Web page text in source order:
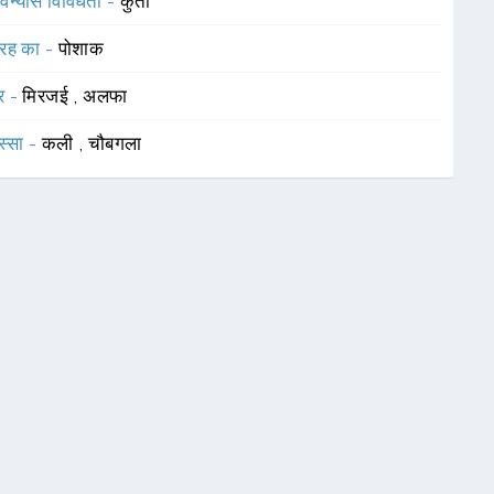
का -पोशाक
-मिरजई ,अलफा
-कली ,चौबगला